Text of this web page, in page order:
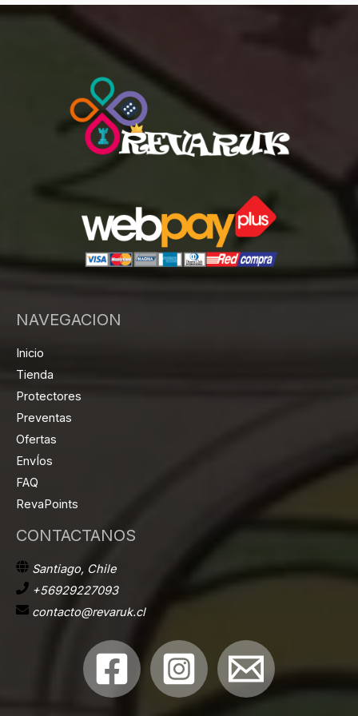
NAVEGACION
Inicio
Tienda
Protectores
Preventas
Ofertas
EnvÍos
FAQ
RevaPoints
CONTACTANOS
Santiago, Chile
+56929227093
contacto@revaruk.cl